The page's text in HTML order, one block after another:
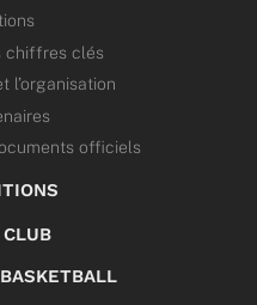
chiffres clés
l’organisation
officiels
CLUB